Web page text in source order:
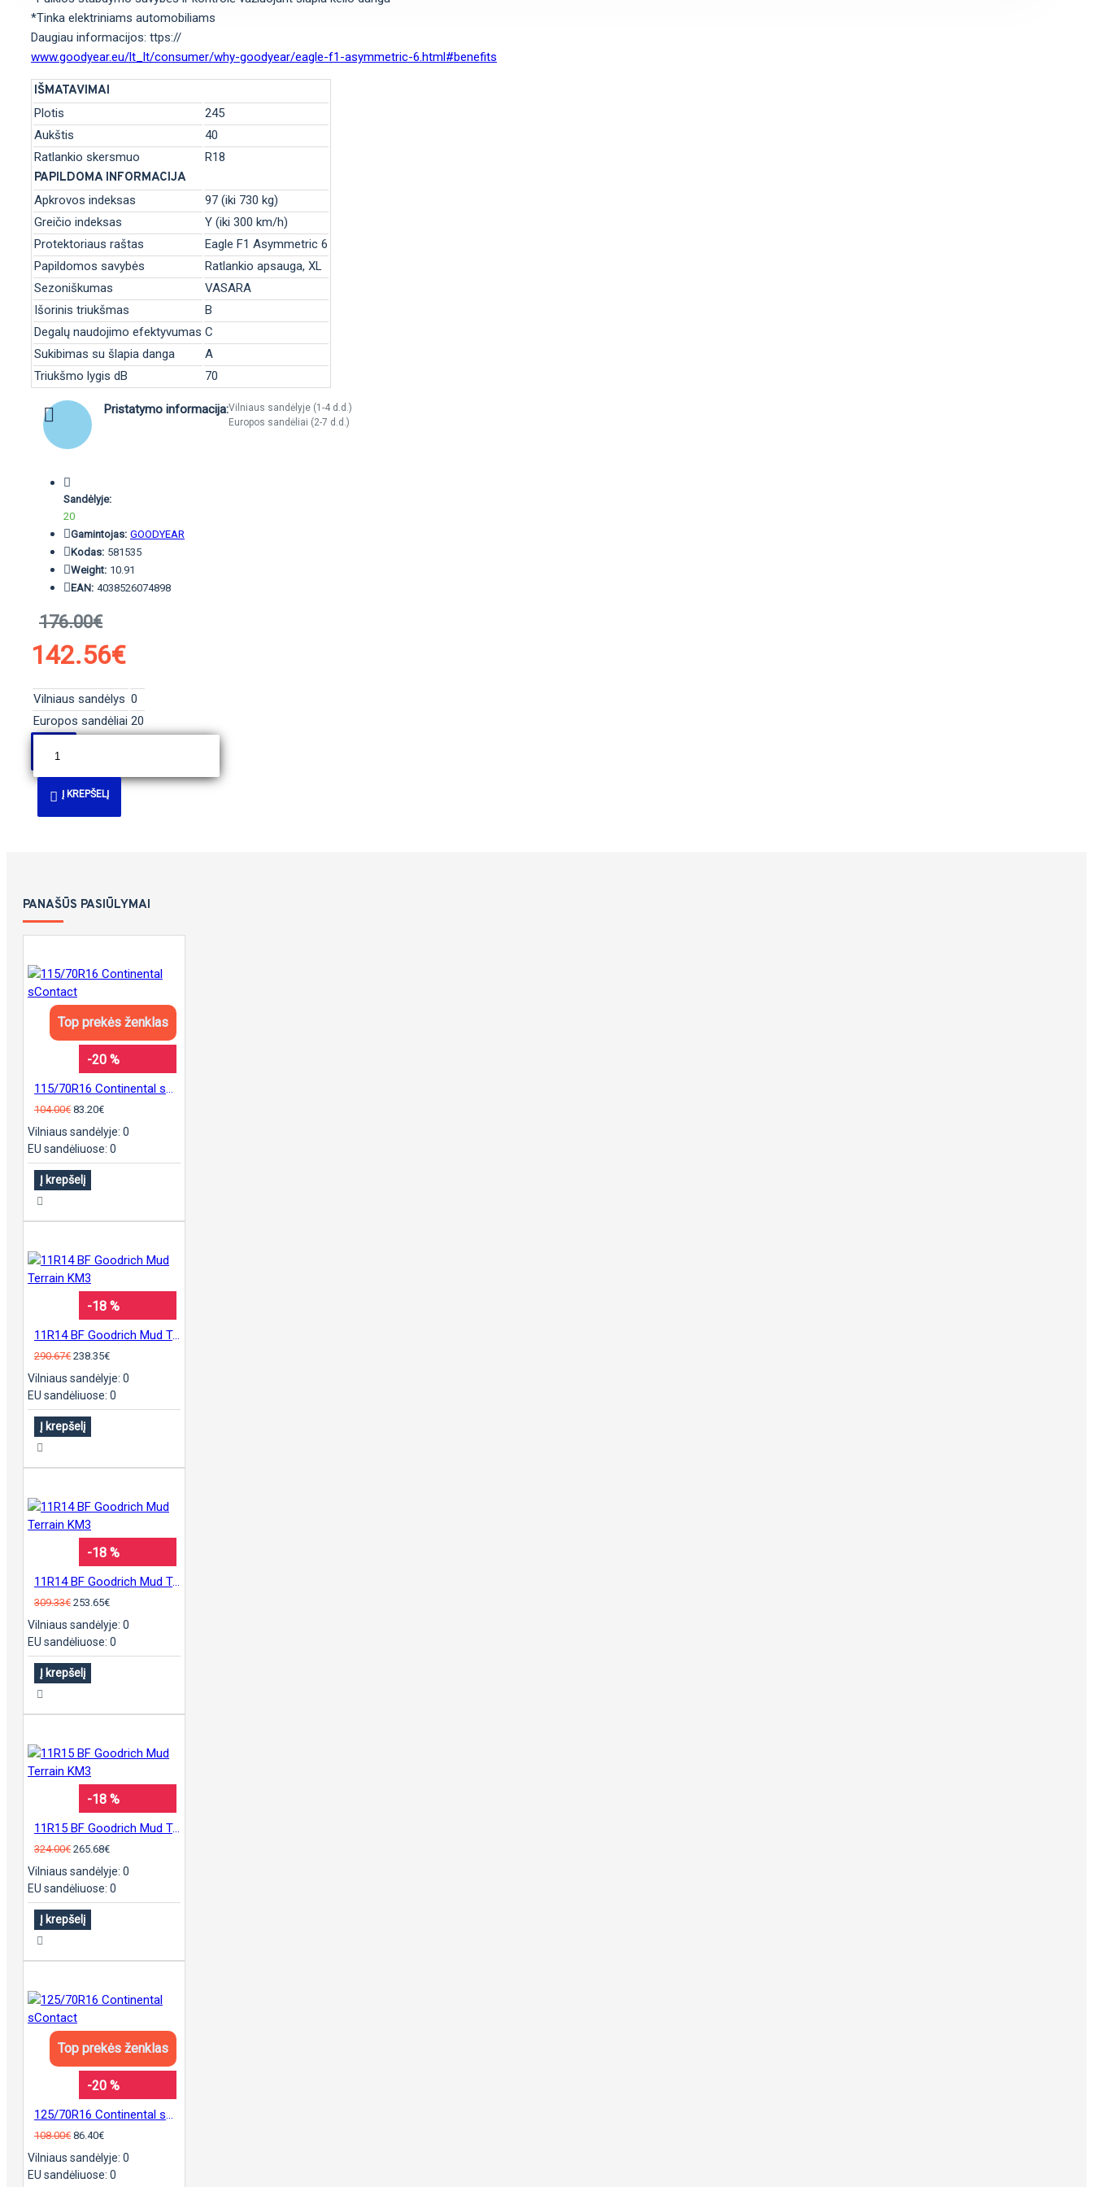
*Tinka elektriniams automobiliams
Daugiau informacijos: ttps://
www.goodyear.eu/lt_lt/consumer/why-goodyear/eagle-f1-asymmetric-6.html#benefits
IŠMATAVIMAI
Plotis
245
Aukštis
40
Ratlankio skersmuo
R18
PAPILDOMA INFORMACIJA
Apkrovos indeksas
97 (iki 730 kg)
Greičio indeksas
Y (iki 300 km/h)
Protektoriaus raštas
Eagle F1 Asymmetric 6
Papildomos savybės
Ratlankio apsauga, XL
Sezoniškumas
VASARA
Išorinis triukšmas
B
Degalų naudojimo efektyvumas C
Sukibimas su šlapia danga
A
Triukšmo lygis dB
70
Pristatymo informacija:Vilniaus sandėlyje (1-4 d.d.)
Europos sandėliai (2-7 d.d.)
Sandėlyje:
20
Gamintojas: GOODYEAR
Kodas: 581535
Weight: 10.91
EAN: 4038526074898
176.00€
142.56€
Vilniaus sandėlys 0
Europos sandėliai 20
Į KREPŠELĮ
PANAŠŪS PASIŪLYMAI
Top prekės ženklas
-20 %
115/70R16 Continental sContact
104.00€ 83.20€
Vilniaus sandėlyje: 0
EU sandėliuose: 0
Į krepšelį
-18 %
11R14 BF Goodrich Mud Terrain KM3
290.67€ 238.35€
Vilniaus sandėlyje: 0
EU sandėliuose: 0
Į krepšelį
-18 %
11R14 BF Goodrich Mud Terrain KM3
309.33€ 253.65€
Vilniaus sandėlyje: 0
EU sandėliuose: 0
Į krepšelį
-18 %
11R15 BF Goodrich Mud Terrain KM3
324.00€ 265.68€
Vilniaus sandėlyje: 0
EU sandėliuose: 0
Į krepšelį
Top prekės ženklas
-20 %
125/70R16 Continental sContact
108.00€ 86.40€
Vilniaus sandėlyje: 0
EU sandėliuose: 0